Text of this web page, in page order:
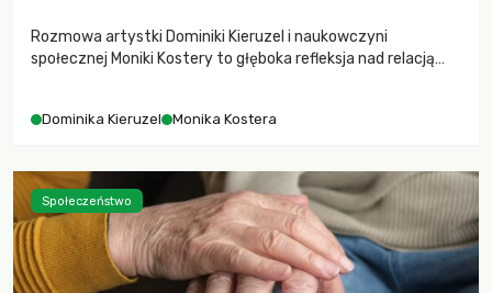
Rozmowa artystki Dominiki Kieruzel i naukowczyni
społecznej Moniki Kostery to głęboka refleksja nad relacją
Dominika Kieruzel Monika Kostera
Społeczeństwo